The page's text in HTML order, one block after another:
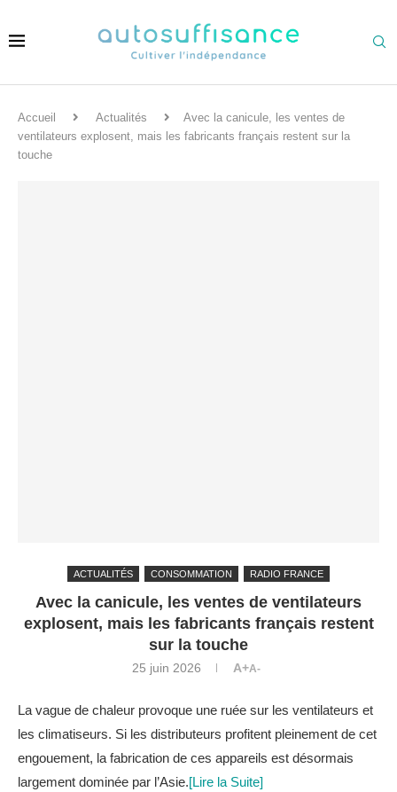
Accueil Actualités
Avec la canicule, les ventes de
ventilateurs explosent, mais les fabricants français restent sur la
touche
ACTUALITÉS CONSOMMATION RADIO FRANCE
Avec la canicule, les ventes de ventilateurs
explosent, mais les fabricants français restent
sur la touche
25 juin 2026 A+A-
La vague de chaleur provoque une ruée sur les ventilateurs et
les climatiseurs. Si les distributeurs profitent pleinement de cet
engouement, la fabrication de ces appareils est désormais
largement dominée par l’Asie.[Lire la Suite]